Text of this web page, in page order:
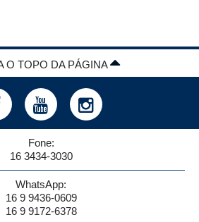
O TOPO DA PÁGINA
Fone:
16 3434-3030
WhatsApp:
16 9 9436-0609
16 9 9172-6378